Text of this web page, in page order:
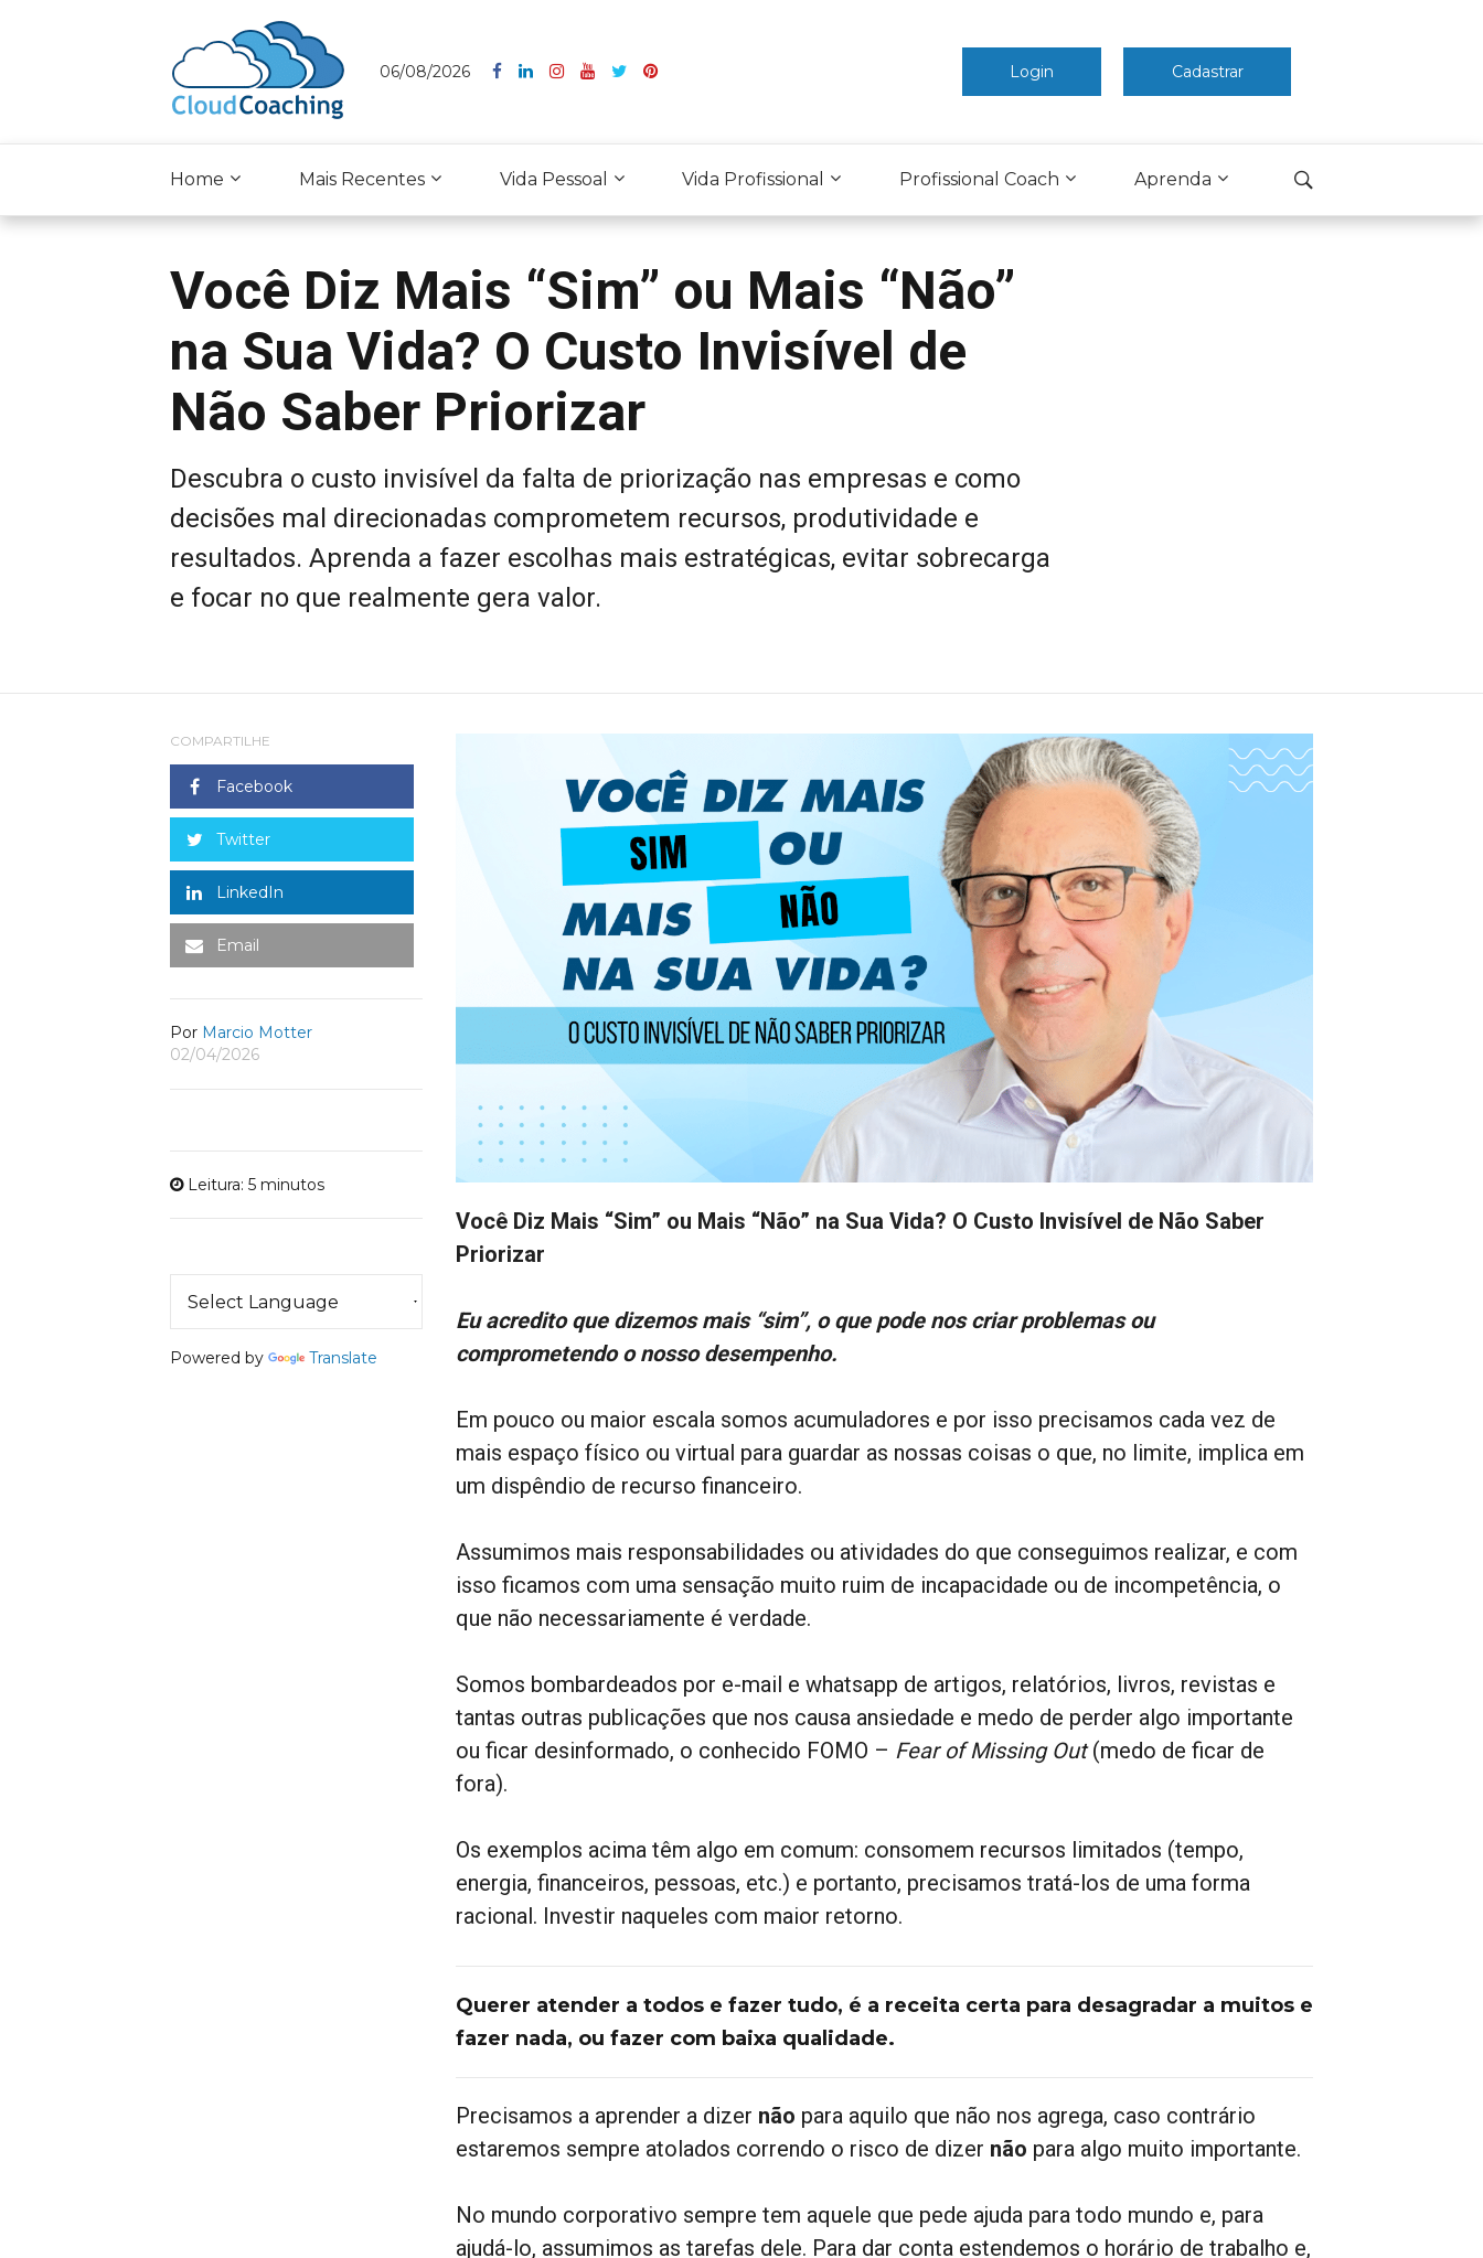
06/08/2026 Login Cadastrar
Home Mais Recentes Vida Pessoal Vida Profissional Profissional Coach Aprenda
Você Diz Mais “Sim” ou Mais “Não”
na Sua Vida? O Custo Invisível de
Não Saber Priorizar
Descubra o custo invisível da falta de priorização nas empresas e como
decisões mal direcionadas comprometem recursos, produtividade e
resultados. Aprenda a fazer escolhas mais estratégicas, evitar sobrecarga
e focar no que realmente gera valor.
COMPARTILHE
Facebook
Twitter
LinkedIn
Email
Por Marcio Motter
02/04/2026
Leitura: 5 minutos
Powered by Translate
Você Diz Mais “Sim” ou Mais “Não” na Sua Vida? O Custo Invisível de Não Saber
Priorizar
Eu acredito que dizemos mais “sim”, o que pode nos criar problemas ou
comprometendo o nosso desempenho.
Em pouco ou maior escala somos acumuladores e por isso precisamos cada vez de
mais espaço físico ou virtual para guardar as nossas coisas o que, no limite, implica em
um dispêndio de recurso financeiro.
Assumimos mais responsabilidades ou atividades do que conseguimos realizar, e com
isso ficamos com uma sensação muito ruim de incapacidade ou de incompetência, o
que não necessariamente é verdade.
Somos bombardeados por e-mail e whatsapp de artigos, relatórios, livros, revistas e
tantas outras publicações que nos causa ansiedade e medo de perder algo importante
ou ficar desinformado, o conhecido FOMO – Fear of Missing Out(medo de ficar de
fora).
Os exemplos acima têm algo em comum: consomem recursos limitados (tempo,
energia, financeiros, pessoas, etc.) e portanto, precisamos tratá-los de uma forma
racional. Investir naqueles com maior retorno.
Querer atender a todos e fazer tudo, é a receita certa para desagradar a muitos e
fazer nada, ou fazer com baixa qualidade.
Precisamos a aprender a dizer não para aquilo que não nos agrega, caso contrário
estaremos sempre atolados correndo o risco de dizer não para algo muito importante.
No mundo corporativo sempre tem aquele que pede ajuda para todo mundo e, para
ajudá-lo, assumimos as tarefas dele. Para dar conta estendemos o horário de trabalho e,